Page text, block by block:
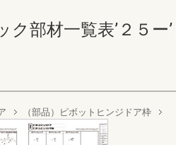
ク部材一覧表’２５ー
（部品）ピボットヒンジドア枠